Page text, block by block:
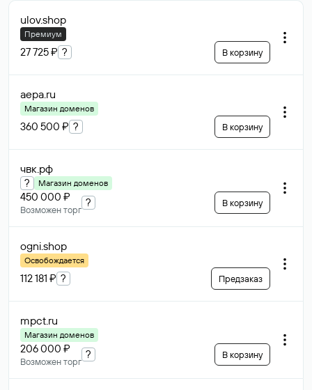
ulov.shop
Премиум
27 725 ₽ ? В корзину
aepa.ru
Магазин доменов
360 500 ₽ ? В корзину
чвк.рф
? Магазин доменов
450 000 ₽
Возможен торг
? В корзину
ogni.shop
Освобождается
112 181 ₽ ? Предзаказ
mpct.ru
Магазин доменов
206 000 ₽
Возможен торг
? В корзину